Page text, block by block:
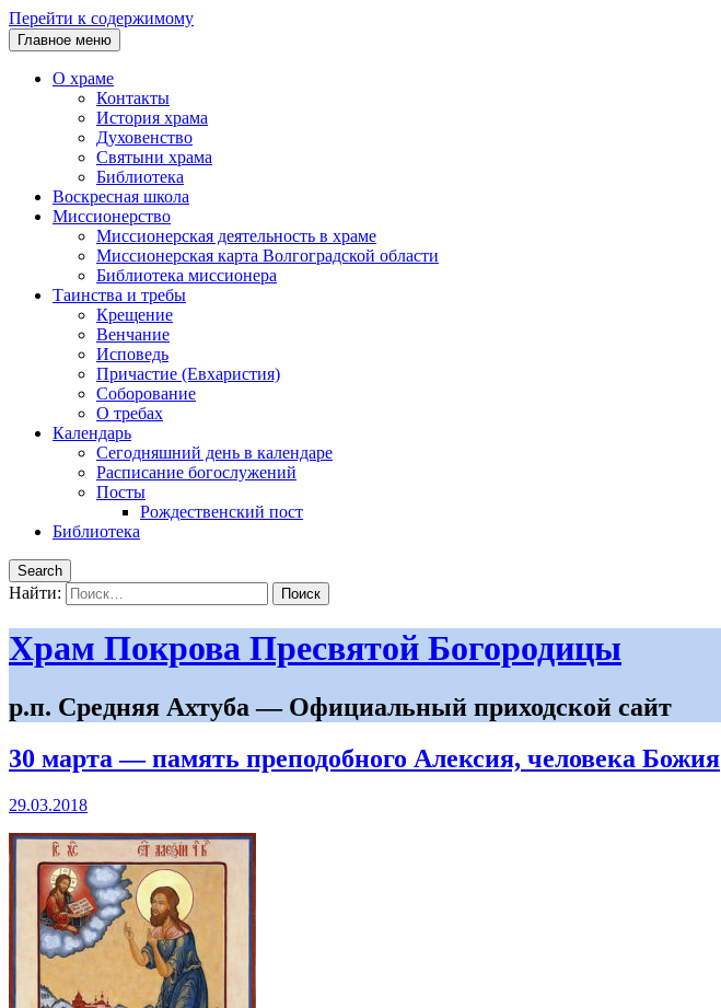
Перейти к содержимому
Главное меню
О храме
Контакты
История храма
Духовенство
Святыни храма
Библиотека
Воскресная школа
Миссионерство
Миссионерская деятельность в храме
Миссионерская карта Волгоградской области
Библиотека миссионера
Таинства и требы
Крещение
Венчание
Исповедь
Причастие (Евхаристия)
Соборование
О требах
Календарь
Сегодняшний день в календаре
Расписание богослужений
Посты
Рождественский пост
Библиотека
Search
Найти:
Храм Покрова Пресвятой Богородицы
р.п. Средняя Ахтуба — Официальный приходской сайт
30 марта ― память преподобного Алексия, человека Божия
29.03.2018